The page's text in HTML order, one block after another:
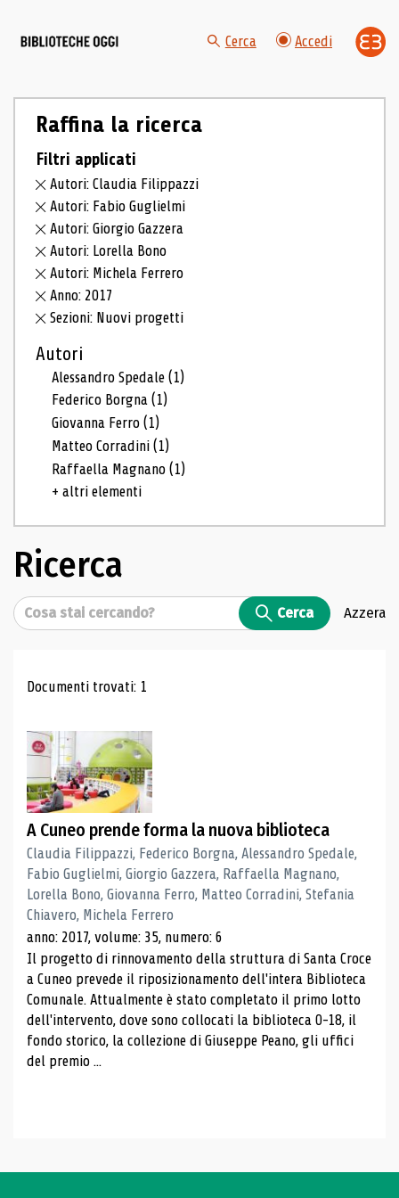
Cerca Accedi
Raffina la ricerca
Filtri applicati
Autori: Claudia Filippazzi
Autori: Fabio Guglielmi
Autori: Giorgio Gazzera
Autori: Lorella Bono
Autori: Michela Ferrero
Anno: 2017
Sezioni: Nuovi progetti
Autori
Alessandro Spedale(1)
Federico Borgna(1)
Giovanna Ferro(1)
Matteo Corradini(1)
Raffaella Magnano(1)
+ altri elementi
Ricerca
Cerca Cerca Azzera
Risultati di ricerca
Documenti trovati: 1
A Cuneo prende forma la nuova biblioteca
Claudia Filippazzi, Federico Borgna, Alessandro Spedale,
Fabio Guglielmi, Giorgio Gazzera, Raffaella Magnano,
Lorella Bono, Giovanna Ferro, Matteo Corradini, Stefania
Chiavero, Michela Ferrero
anno: 2017, volume: 35, numero: 6
Il progetto di rinnovamento della struttura di Santa Croce
a Cuneo prevede il riposizionamento dell'intera Biblioteca
Comunale. Attualmente è stato completato il primo lotto
dell'intervento, dove sono collocati la biblioteca 0-18, il
fondo storico, la collezione di Giuseppe Peano, gli uffici
del premio ...